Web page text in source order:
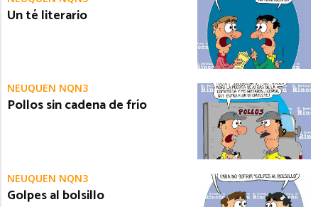
Un té literario
NEUQUÉN NQN3
Pollos sin cadena de frío
NEUQUÉN NQN3
Golpes al bolsillo